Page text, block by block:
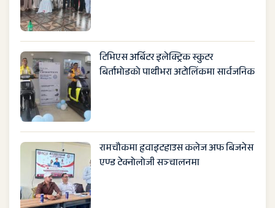
टिभिएस अर्बिटर इलेक्ट्रिक स्कुटर
बिर्तामोडको पाथीभरा अटोलिंकमा सार्वजनिक
रामचौकमा हृवाइटहाउस कलेज अफ बिजनेस
एण्ड टेक्नोलोजी सञ्चालनमा